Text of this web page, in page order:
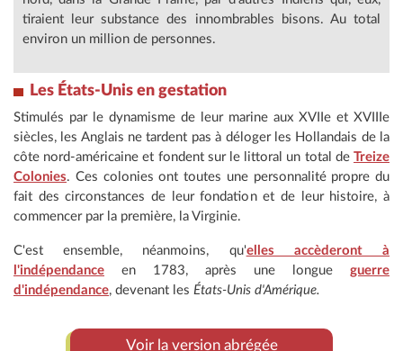
tiraient leur substance des innombrables bisons. Au total
environ un million de personnes.
Les États-Unis en gestation
Stimulés par le dynamisme de leur marine aux XVIIe et XVIIIe
siècles, les Anglais ne tardent pas à déloger les Hollandais de la
côte nord-américaine et fondent sur le littoral un total de Treize
Colonies. Ces colonies ont toutes une personnalité propre du
fait des circonstances de leur fondation et de leur histoire, à
commencer par la première, la Virginie.
C'est ensemble, néanmoins, qu'elles accèderont à
l'indépendance en 1783, après une longue guerre
d'indépendance, devenant les États-Unis d'Amérique.
Voir la version abrégée